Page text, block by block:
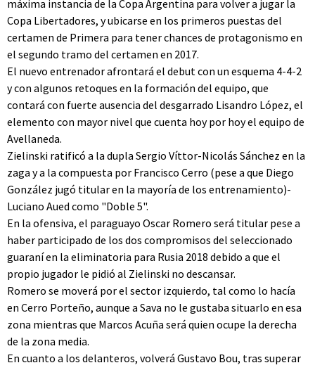
máxima instancia de la Copa Argentina para volver a jugar la
Copa Libertadores, y ubicarse en los primeros puestas del
certamen de Primera para tener chances de protagonismo en
el segundo tramo del certamen en 2017.
El nuevo entrenador afrontará el debut con un esquema 4-4-2
y con algunos retoques en la formación del equipo, que
contará con fuerte ausencia del desgarrado Lisandro López, el
elemento con mayor nivel que cuenta hoy por hoy el equipo de
Avellaneda.
Zielinski ratificó a la dupla Sergio Víttor-Nicolás Sánchez en la
zaga y a la compuesta por Francisco Cerro (pese a que Diego
González jugó titular en la mayoría de los entrenamiento)-
Luciano Aued como "Doble 5".
En la ofensiva, el paraguayo Oscar Romero será titular pese a
haber participado de los dos compromisos del seleccionado
guaraní en la eliminatoria para Rusia 2018 debido a que el
propio jugador le pidió al Zielinski no descansar.
Romero se moverá por el sector izquierdo, tal como lo hacía
en Cerro Porteño, aunque a Sava no le gustaba situarlo en esa
zona mientras que Marcos Acuña será quien ocupe la derecha
de la zona media.
En cuanto a los delanteros, volverá Gustavo Bou, tras superar